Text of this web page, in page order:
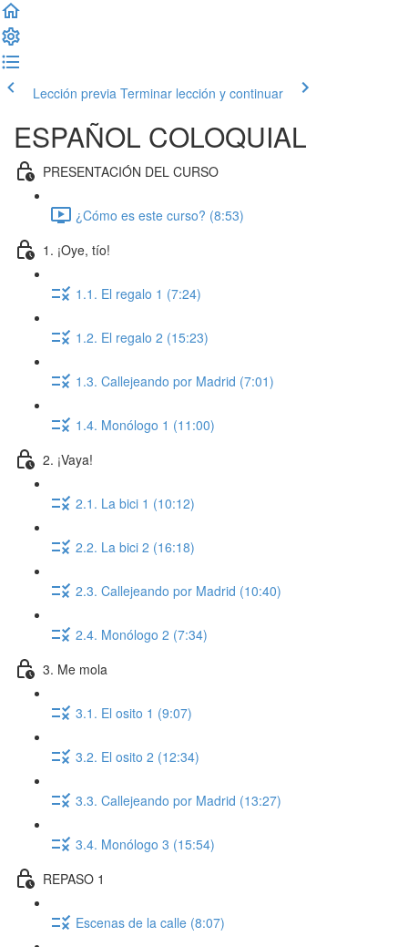
Lección previa Terminar lección y continuar
ESPAÑOL COLOQUIAL
PRESENTACIÓN DEL CURSO
¿Cómo es este curso? (8:53)
1. ¡Oye, tío!
1.1. El regalo 1 (7:24)
1.2. El regalo 2 (15:23)
1.3. Callejeando por Madrid (7:01)
1.4. Monólogo 1 (11:00)
2. ¡Vaya!
2.1. La bici 1 (10:12)
2.2. La bici 2 (16:18)
2.3. Callejeando por Madrid (10:40)
2.4. Monólogo 2 (7:34)
3. Me mola
3.1. El osito 1 (9:07)
3.2. El osito 2 (12:34)
3.3. Callejeando por Madrid (13:27)
3.4. Monólogo 3 (15:54)
REPASO 1
Escenas de la calle (8:07)